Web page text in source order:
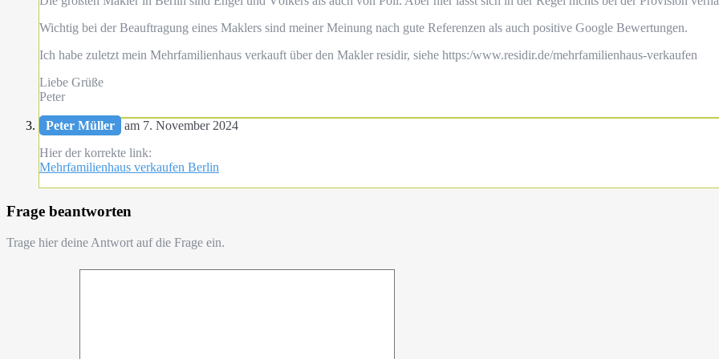
Wichtig bei der Beauftragung eines Maklers sind meiner Meinung nach gute Referenzen als auch positive Google Bewertungen.
Ich habe zuletzt mein Mehrfamilienhaus verkauft über den Makler residir, siehe https:/www.residir.de/mehrfamilienhaus-verkaufen
Liebe Grüße
Peter
Peter Müller
am 7. November 2024
Hier der korrekte link:
Mehrfamilienhaus verkaufen Berlin
Frage beantworten
Trage hier deine Antwort auf die Frage ein.